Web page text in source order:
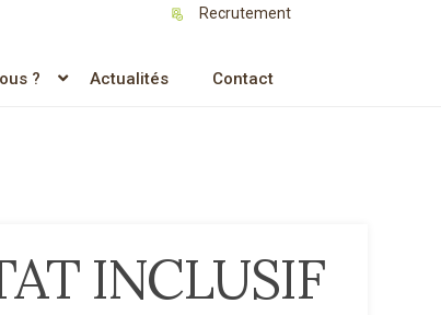
Recrutement
? Actualités Contact
INCLUSIF